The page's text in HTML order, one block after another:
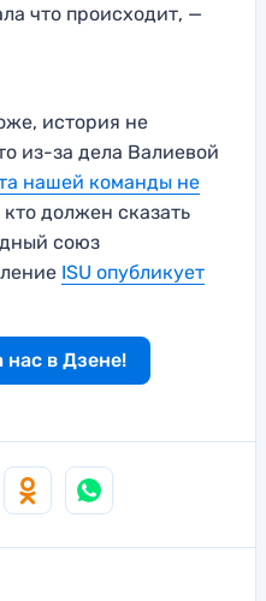
что происходит, —
история не
из-за дела Валиевой
нашей команды не
должен сказать
союз
ISU опубликует
в Дзене!